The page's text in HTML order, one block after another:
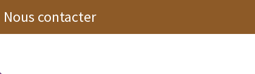
Nous contacter